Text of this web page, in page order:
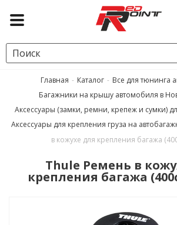
Главная - Каталог - Все для тюнинга
Багажники на крышу автомобиля в
Аксессуары (замки, ремни, крепеж и сумки)
Аксессуары для крепления груза на
в кожухе для крепления багажа
Thule Ремень в
крепления багажа